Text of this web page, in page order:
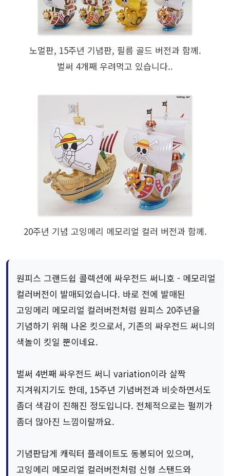
노멀판, 15주년 기념판, 필름 골드 버전과 함께.
벌써 4개째 우려먹고 있습니다..
20주년 기념 고잉메리 메모리얼 컬러 버전과 함께.
원피스 그랜드쉽 콜렉션에 싸우전드 써니호 - 메모리얼
컬러버전이 발매되었습니다. 바로 전에 발매된
고잉메리 메모리얼 컬러버전처럼 원피스 20주년을
기념하기 위해 나온 킷으로서, 기존의 싸우전드 써니의
색놀이 킷일 뿐이네요.
벌써 4번째 싸우전드 써니 variation이라 살짝
지겨워지기도 한데, 15주년 기념버전과 비슷하면서도
좀더 색감이 진해진 정도입니다. 전체적으로는 펄끼가
좀더 많아진 느낌이랄까요.
기념판답게 캐릭터 플레이트도 동봉되어 있으며,
고잉메리 메모리얼 컬러버전처럼 신형 스탠드와